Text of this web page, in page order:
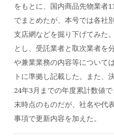
をもとに、国内商品先物業者
でまとめたが、本号では各社
支店網などを掘り下げてみた
とし、受託業者と取次業者を
や兼業業務の内容等について
トに準拠し記載した。また、
24年3月までの年度累計数値
末時点のものだが、社名や代
事項で更新内容を加えた。